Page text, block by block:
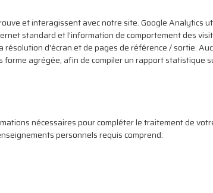
et interagissent avec notre site. Google Analytics
standard et l'information de comportement des
résolution d'écran et de pages de référence / sortie.
agrégée, afin de compiler un rapport
nécessaires pour compléter le traitement de
personnels requis comprend: